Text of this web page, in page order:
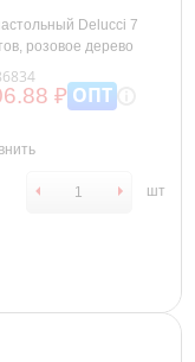
Delucci 7
розовое дерево
₽ ОПТ
шт